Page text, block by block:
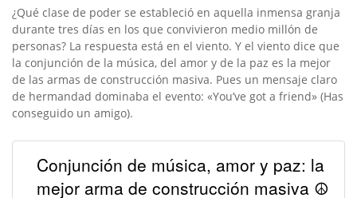
¿Qué clase de poder se estableció en aquella inmensa granja
durante tres días en los que convivieron medio millón de
personas? La respuesta está en el viento. Y el viento dice que
la conjunción de la música, del amor y de la paz es la mejor
de las armas de construcción masiva. Pues un mensaje claro
de hermandad dominaba el evento: «You’ve got a friend» (Has
conseguido un amigo).
Conjunción de música, amor y paz: la
mejor arma de construcción masiva ☮️